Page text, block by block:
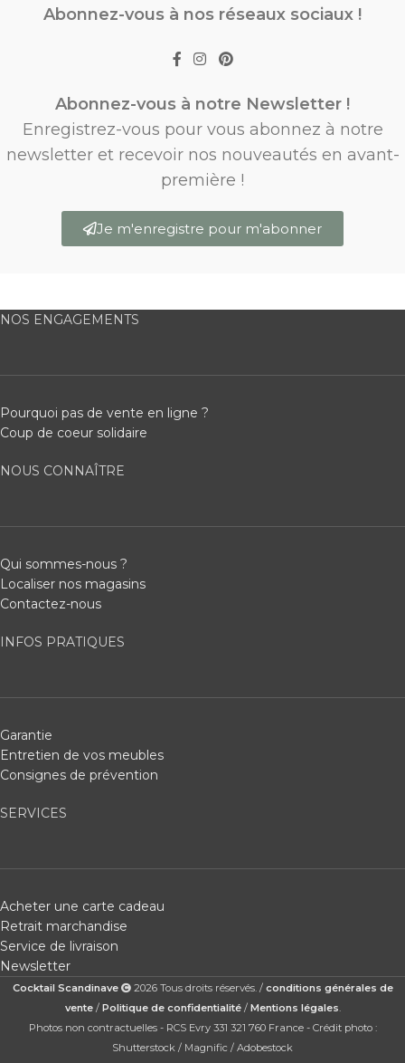
Abonnez-vous à nos réseaux sociaux !
Abonnez-vous à notre Newsletter !
Enregistrez-vous pour vous abonnez à notre
newsletter et recevoir nos nouveautés en avant-
première !
Je m'enregistre pour m'abonner
NOS ENGAGEMENTS
Pourquoi pas de vente en ligne ?
Coup de coeur solidaire
NOUS CONNAÎTRE
Qui sommes-nous ?
Localiser nos magasins
Contactez-nous
INFOS PRATIQUES
Garantie
Entretien de vos meubles
Consignes de prévention
SERVICES
Acheter une carte cadeau
Retrait marchandise
Service de livraison
Newsletter
Cocktail Scandinave 2026 Tous droits réservés. / conditions générales de
vente/ Politique de confidentialité/ Mentions légales.
Photos non contractuelles - RCS Evry 331 321 760 France - Crédit photo :
Shutterstock / Magnific / Adobestock